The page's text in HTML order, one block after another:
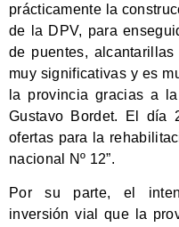
prácticamente la
de la DPV, para
de puentes,
muy significativas y es
la provincia gracias a
Gustavo Bordet. El día
ofertas para la
nacional Nº 12”.
Por su parte, el
inversión vial que la